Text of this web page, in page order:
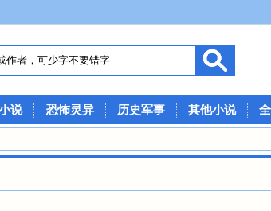
说 恐怖灵异 历史军事 其他小说